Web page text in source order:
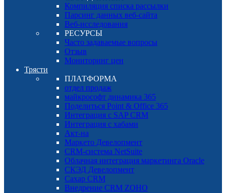
Компиляция списка рассылки
Парсинг данных веб-сайта
Веб-исследования
РЕСУРСЫ
Часто задаваемые вопросы
Отзыв
Мониторинг цен
Трясти
ПЛАТФОРМА
отдел продаж
майкрософт динамика 365
Поделиться Point & Office 365
Интеграция с SAP CRM
Интеграция с хабами
Акт-на
Маркето Девелопмент
CRM-система NetSuite
Облачная интеграция маркетинга Oracle
СКЭД Девелопмент
Сахар CRM
Внедрение CRM ZOHO